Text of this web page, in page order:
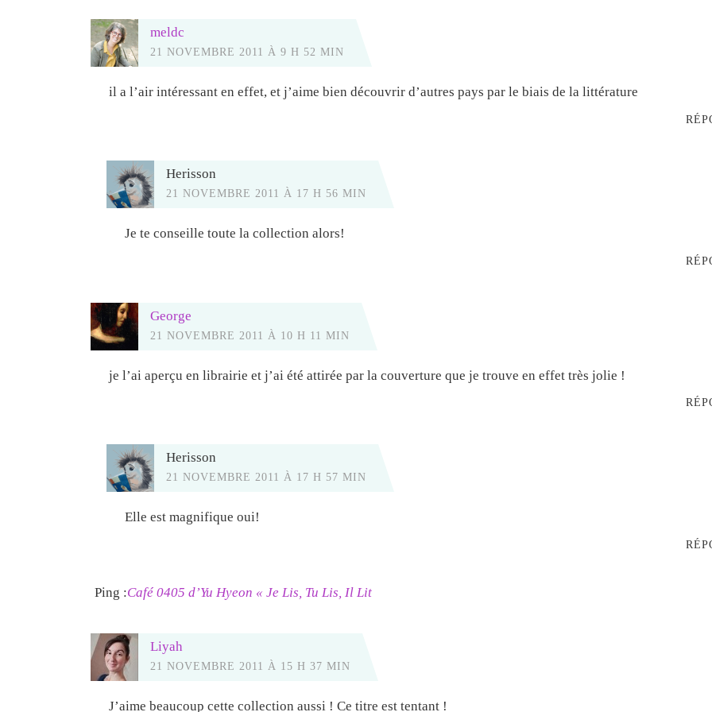
meldc
21 NOVEMBRE 2011 À 9 H 52 MIN
il a l’air intéressant en effet, et j’aime bien découvrir d’autres pays par le biais de la littérature
Herisson
21 NOVEMBRE 2011 À 17 H 56 MIN
Je te conseille toute la collection alors!
George
21 NOVEMBRE 2011 À 10 H 11 MIN
je l’ai aperçu en librairie et j’ai été attirée par la couverture que je trouve en effet très jolie !
Herisson
21 NOVEMBRE 2011 À 17 H 57 MIN
Elle est magnifique oui!
Ping :Café 0405 d’Yu Hyeon « Je Lis, Tu Lis, Il Lit
Liyah
21 NOVEMBRE 2011 À 15 H 37 MIN
J’aime beaucoup cette collection aussi ! Ce titre est tentant !